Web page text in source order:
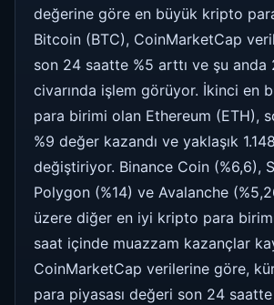
değerine göre en büyük kripto
Bitcoin (BTC), CoinMarketCap
son 24 saatte %5 arttı ve şu anda
civarında işlem görüyor. İkinci en
para birimi olan Ethereum (ETH),
%9 değer kazandı ve yaklaşık
değiştiriyor. Binance Coin (%6,6),
Polygon (%14) ve Avalanche
üzere diğer en iyi kripto para
saat içinde muazzam kazançlar
CoinMarketCap verilerine göre,
para piyasası değeri son 24